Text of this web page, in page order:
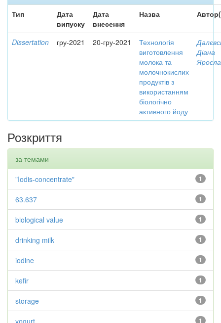
Тип
Дата
випуску
Дата
внесення
Назва
Dissertation гру-2021 20-гру-2021
Технологія
виготовлення
молока та
молочнокислих
продуктів з
використанням
біологічно
активного йоду
Діана
Розкриття
за темами
1
"Iodis-concentrate"
1
63.637
1
biological value
1
drinking milk
1
iodine
1
kefir
1
storage
1
yogurt